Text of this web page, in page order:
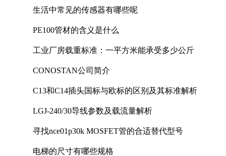
生活中常见的传感器有哪些呢
PE100管材的含义是什么
工业厂房载重标准：一平方米能承受多少公斤
CONOSTAN公司简介
C13和C14插头国标与欧标的区别及其标准解析
LGJ-240/30导线参数及载流量解析
寻找nce01p30k MOSFET管的合适替代型号
电梯的尺寸有哪些规格